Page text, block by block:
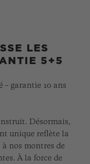
LES
5+5
garantie 10 ans
Désormais,
unique reflète la
nos montres de
À la force de